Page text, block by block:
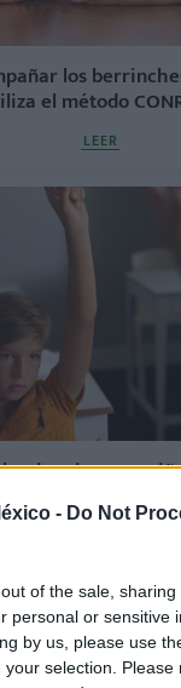
- Do Not
of the sale,
personal or sensitive
by us, please use
selection.
los
el método
LEER
de criar a un
mundo diestro